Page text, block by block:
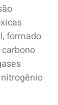
formado